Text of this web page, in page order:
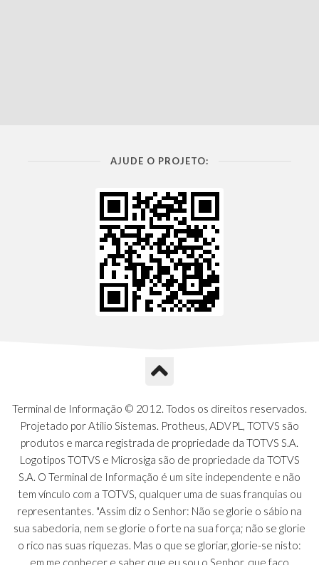
AJUDE O PROJETO:
Terminal de Informação © 2012. Todos os direitos reservados.
Projetado por Atilio Sistemas. Protheus, ADVPL, TOTVS são
produtos e marca registrada de propriedade da TOTVS S.A.
Logotipos TOTVS e Microsiga são de propriedade da TOTVS
S.A. O Terminal de Informação é um site independente e não
tem vínculo com a TOTVS, qualquer uma de suas franquias ou
representantes. "Assim diz o Senhor: Não se glorie o sábio na
sua sabedoria, nem se glorie o forte na sua força; não se glorie
o rico nas suas riquezas. Mas o que se gloriar, glorie-se nisto: